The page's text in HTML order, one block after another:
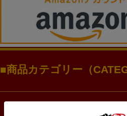
商品カテゴリー（